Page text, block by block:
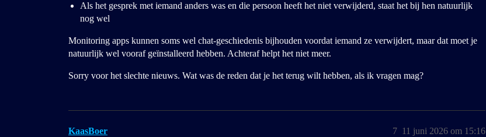
Als het gesprek met iemand anders was en die persoon heeft het niet verwijderd, staat het bij hen natuurlijk
nog wel
Monitoring apps kunnen soms wel chat-geschiedenis bijhouden voordat iemand ze verwijdert, maar dat moet je
natuurlijk wel vooraf geïnstalleerd hebben. Achteraf helpt het niet meer.
Sorry voor het slechte nieuws. Wat was de reden dat je het terug wilt hebben, als ik vragen mag?
KaasBoer 11 juni 2026 om 15:16
7